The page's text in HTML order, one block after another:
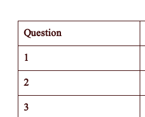
Question
1
2
3